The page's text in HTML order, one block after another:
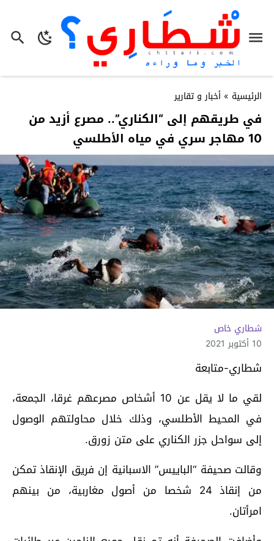
الرئيسية » أخبار و تقارير
في طريقهم إلى “الكناري”.. مصرع أزيد من
10 مهاجر سري في مياه الأطلسي
شطاري خاص
10 أكتوبر 2021
شطاري-متابعة
لقي ما لا يقل عن 10 أشخاص مصرعهم غرقا، الجمعة،
في المحيط الأطلسي، وذلك خلال محاولتهم الوصول
إلى سواحل جزر الكناري على متن زورق.
وقالت صحيفة “الباييس” الاسبانية إن فريق الإنقاذ تمكن
من إنقاذ 24 شخصا من أصول مغاربية، من بينهم
امرأتان.